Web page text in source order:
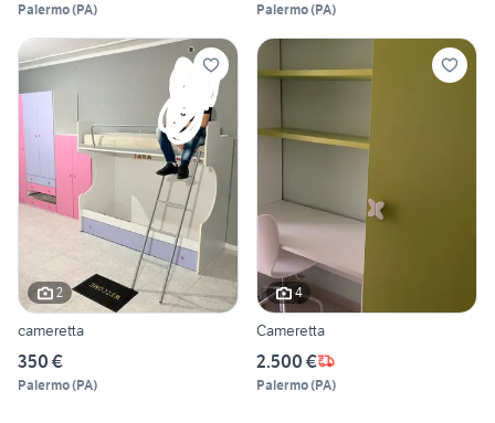
Palermo(PA) Palermo(PA)
2
cameretta
350 €
Palermo(PA)
4
Cameretta
2.500 €
Palermo(PA)